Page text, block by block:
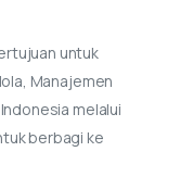
untuk
Manajemen
melalui
berbagi ke